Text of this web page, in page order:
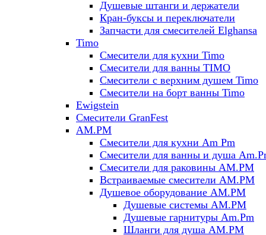
Душевые штанги и держатели
Кран-буксы и переключатели
Запчасти для смесителей Elghansa
Timo
Смесители для кухни Timo
Смесители для ванны TIMO
Смесители с верхним душем Timo
Смесители на борт ванны Timo
Ewigstein
Смесители GranFest
AM.PM
Смесители для кухни Am Pm
Смесители для ванны и душа
Смесители для раковины AM.PM
Встраиваемые смесители AM.PM
Душевое оборудование AM.PM
Душевые системы AM.PM
Душевые гарнитуры Am.Pm
Шланги для душа AM.PM